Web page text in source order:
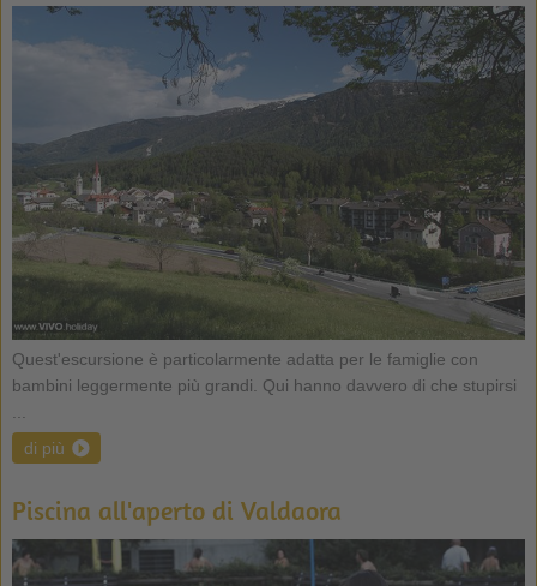
Quest'escursione è particolarmente adatta per le famiglie con
bambini leggermente più grandi. Qui hanno davvero di che stupirsi
di più
Piscina all'aperto di Valdaora